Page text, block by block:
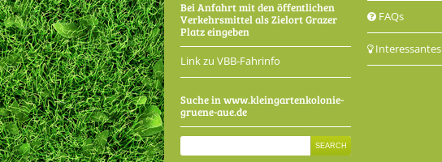
Bei Anfahrt mit den öffentlichen
Verkehrsmittel als Zielort Grazer
Platz eingeben
Link zu VBB-Fahrinfo
Suche in www.kleingartenkolonie-
gruene-aue.de
FAQs
Interessantes